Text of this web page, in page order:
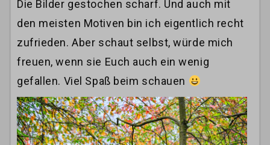
Die Bilder gestochen scharf. Und auch mit
den meisten Motiven bin ich eigentlich recht
zufrieden. Aber schaut selbst, würde mich
freuen, wenn sie Euch auch ein wenig
gefallen. Viel Spaß beim schauen